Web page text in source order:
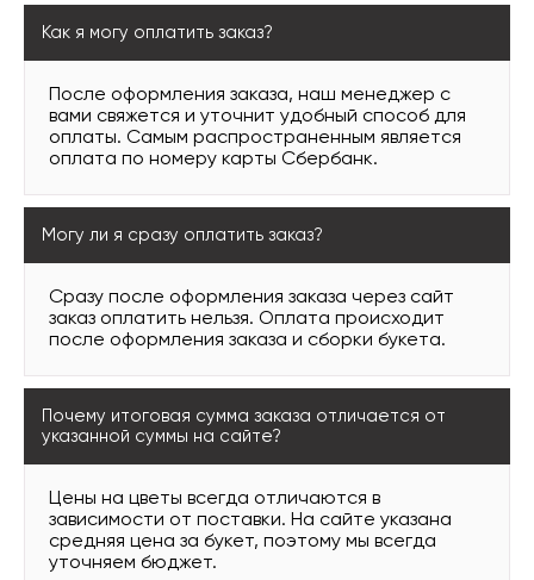
Как я могу оплатить заказ?
После оформления заказа, наш менеджер с
вами свяжется и уточнит удобный способ для
оплаты. Самым распространенным является
оплата по номеру карты Сбербанк.
Могу ли я сразу оплатить заказ?
Сразу после оформления заказа через сайт
заказ оплатить нельзя. Оплата происходит
после оформления заказа и сборки букета.
Почему итоговая сумма заказа отличается от
указанной суммы на сайте?
Цены на цветы всегда отличаются в
зависимости от поставки. На сайте указана
средняя цена за букет, поэтому мы всегда
уточняем бюджет.